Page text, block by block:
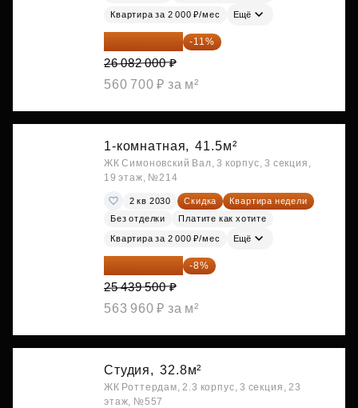
Квартира за 2 000 ₽/мес Ещё
23 212 980 ₽ -11%
26 082 000 ₽
560 700 ₽ за м²
1-комнатная, 41.5м²
ЖК Симоновский Вал, 3 корпус, 3 секция,
19 этаж, №214
2 кв 2030 Скидка
Квартира недели
Без отделки
Платите как хотите
Квартира за 2 000 ₽/мес Ещё
23 404 340 ₽ -8%
25 439 500 ₽
563 960 ₽ за м²
Студия, 32.8м²
ЖК Роттердам, 2.3 корпус, 3 секция, 23
этаж, №557